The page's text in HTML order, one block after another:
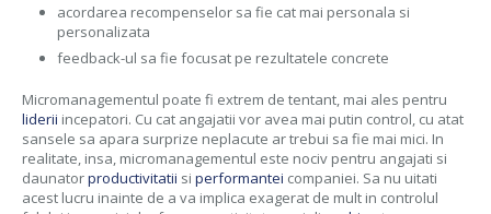
acordarea recompenselor sa fie cat mai personala si
personalizata
feedback-ul sa fie focusat pe rezultatele concrete
Micromanagementul poate fi extrem de tentant, mai ales pentru
liderii incepatori. Cu cat angajatii vor avea mai putin control, cu atat
sansele sa apara surprize neplacute ar trebui sa fie mai mici. In
realitate, insa, micromanagementul este nociv pentru angajati si
daunatorproductivitatii si performantei companiei. Sa nu uitati
acest lucru inainte de a va implica exagerat de mult in controlul